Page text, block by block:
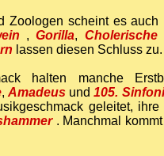
Zoologen scheint es auch
,Gorilla, Cholerische
lassen diesen Schluss zu.
halten manche
,Amadeus und105.
geleitet,
. Manchmal